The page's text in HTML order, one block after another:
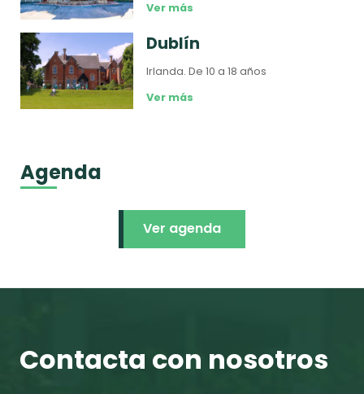
Ver más
Dublín
Irlanda.De 10 a 18 años
Ver más
Agenda
Ver agenda
Contacta con nosotros